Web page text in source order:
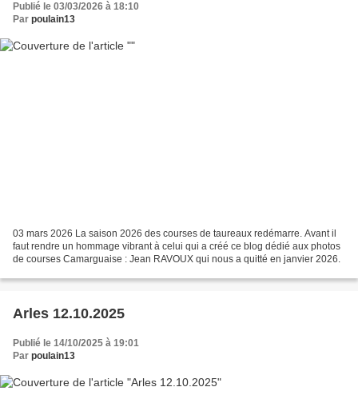
Publié le 03/03/2026 à 18:10
Par poulain13
03 mars 2026 La saison 2026 des courses de taureaux redémarre. Avant il
faut rendre un hommage vibrant à celui qui a créé ce blog dédié aux photos
de courses Camarguaise : Jean RAVOUX qui nous a quitté en janvier 2026.
Arles 12.10.2025
Publié le 14/10/2025 à 19:01
Par poulain13